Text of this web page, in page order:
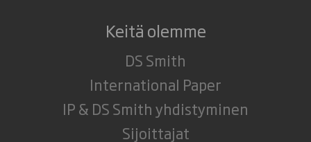
Keitä olemme
DS Smith
International Paper
IP & DS Smith yhdistyminen
Sijoittajat